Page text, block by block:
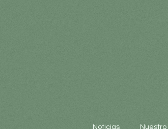
Noticias Nuestro